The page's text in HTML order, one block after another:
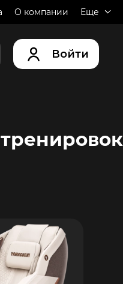
О компании Еще
Войти